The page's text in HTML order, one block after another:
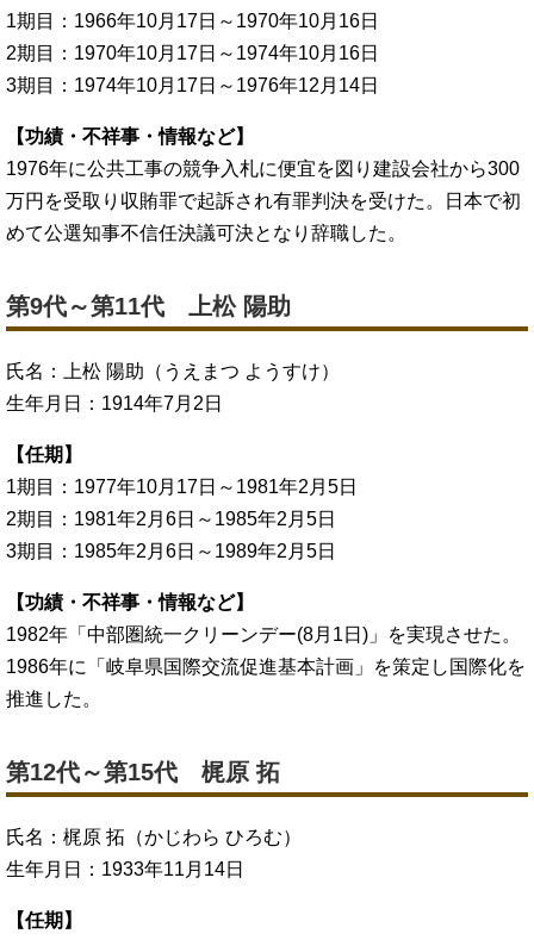
1期目：1966年10月17日～1970年10月16日
2期目：1970年10月17日～1974年10月16日
3期目：1974年10月17日～1976年12月14日
【功績・不祥事・情報など】
1976年に公共工事の競争入札に便宜を図り建設会社から300
万円を受取り収賄罪で起訴され有罪判決を受けた。日本で初
めて公選知事不信任決議可決となり辞職した。
第9代～第11代 上松 陽助
氏名：上松 陽助（うえまつ ようすけ）
生年月日：1914年7月2日
【任期】
1期目：1977年10月17日～1981年2月5日
2期目：1981年2月6日～1985年2月5日
3期目：1985年2月6日～1989年2月5日
【功績・不祥事・情報など】
1982年「中部圏統一クリーンデー(8月1日)」を実現させた。
1986年に「岐阜県国際交流促進基本計画」を策定し国際化を
推進した。
第12代～第15代 梶原 拓
氏名：梶原 拓（かじわら ひろむ）
生年月日：1933年11月14日
【任期】